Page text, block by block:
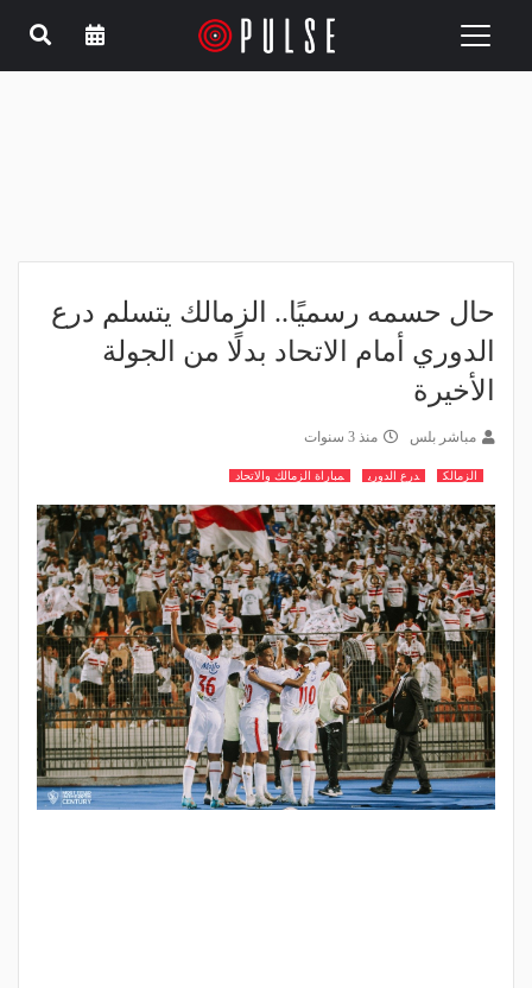
Toggle
حال حسمه رسميًا.. الزمالك يتسلم درع
الدوري أمام الاتحاد بدلًا من الجولة
الأخيرة
مباشر بلس منذ 3 سنوات
الزمالك درع الدوري مباراة الزمالك والاتحاد